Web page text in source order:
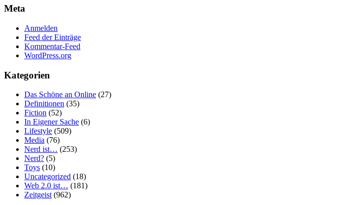
Meta
Anmelden
Feed der Einträge
Kommentar-Feed
WordPress.org
Kategorien
Das Schöne an Online (27)
Definitionen (35)
Fiction (52)
In Eigener Sache (6)
Lifestyle (509)
Media (76)
Nerd ist… (253)
Nerd? (5)
Toys (10)
Uncategorized (18)
Web 2.0 ist… (181)
Zeitgeist(962)